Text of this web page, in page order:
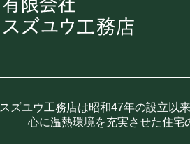
スズユウ工務店は昭和47年の設立以
心に温熱環境を充実させた住宅